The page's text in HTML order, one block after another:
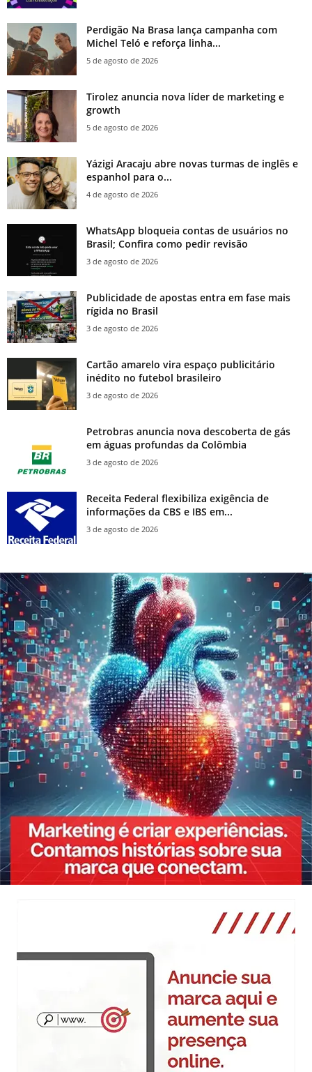
Perdigão Na Brasa lança campanha com
Michel Teló e reforça linha...
5 de agosto de 2026
Tirolez anuncia nova líder de marketing e
growth
5 de agosto de 2026
Yázigi Aracaju abre novas turmas de inglês e
espanhol para o...
4 de agosto de 2026
WhatsApp bloqueia contas de usuários no
Brasil; Confira como pedir revisão
3 de agosto de 2026
Publicidade de apostas entra em fase mais
rígida no Brasil
3 de agosto de 2026
Cartão amarelo vira espaço publicitário
inédito no futebol brasileiro
3 de agosto de 2026
Petrobras anuncia nova descoberta de gás
em águas profundas da Colômbia
3 de agosto de 2026
Receita Federal flexibiliza exigência de
informações da CBS e IBS em...
3 de agosto de 2026